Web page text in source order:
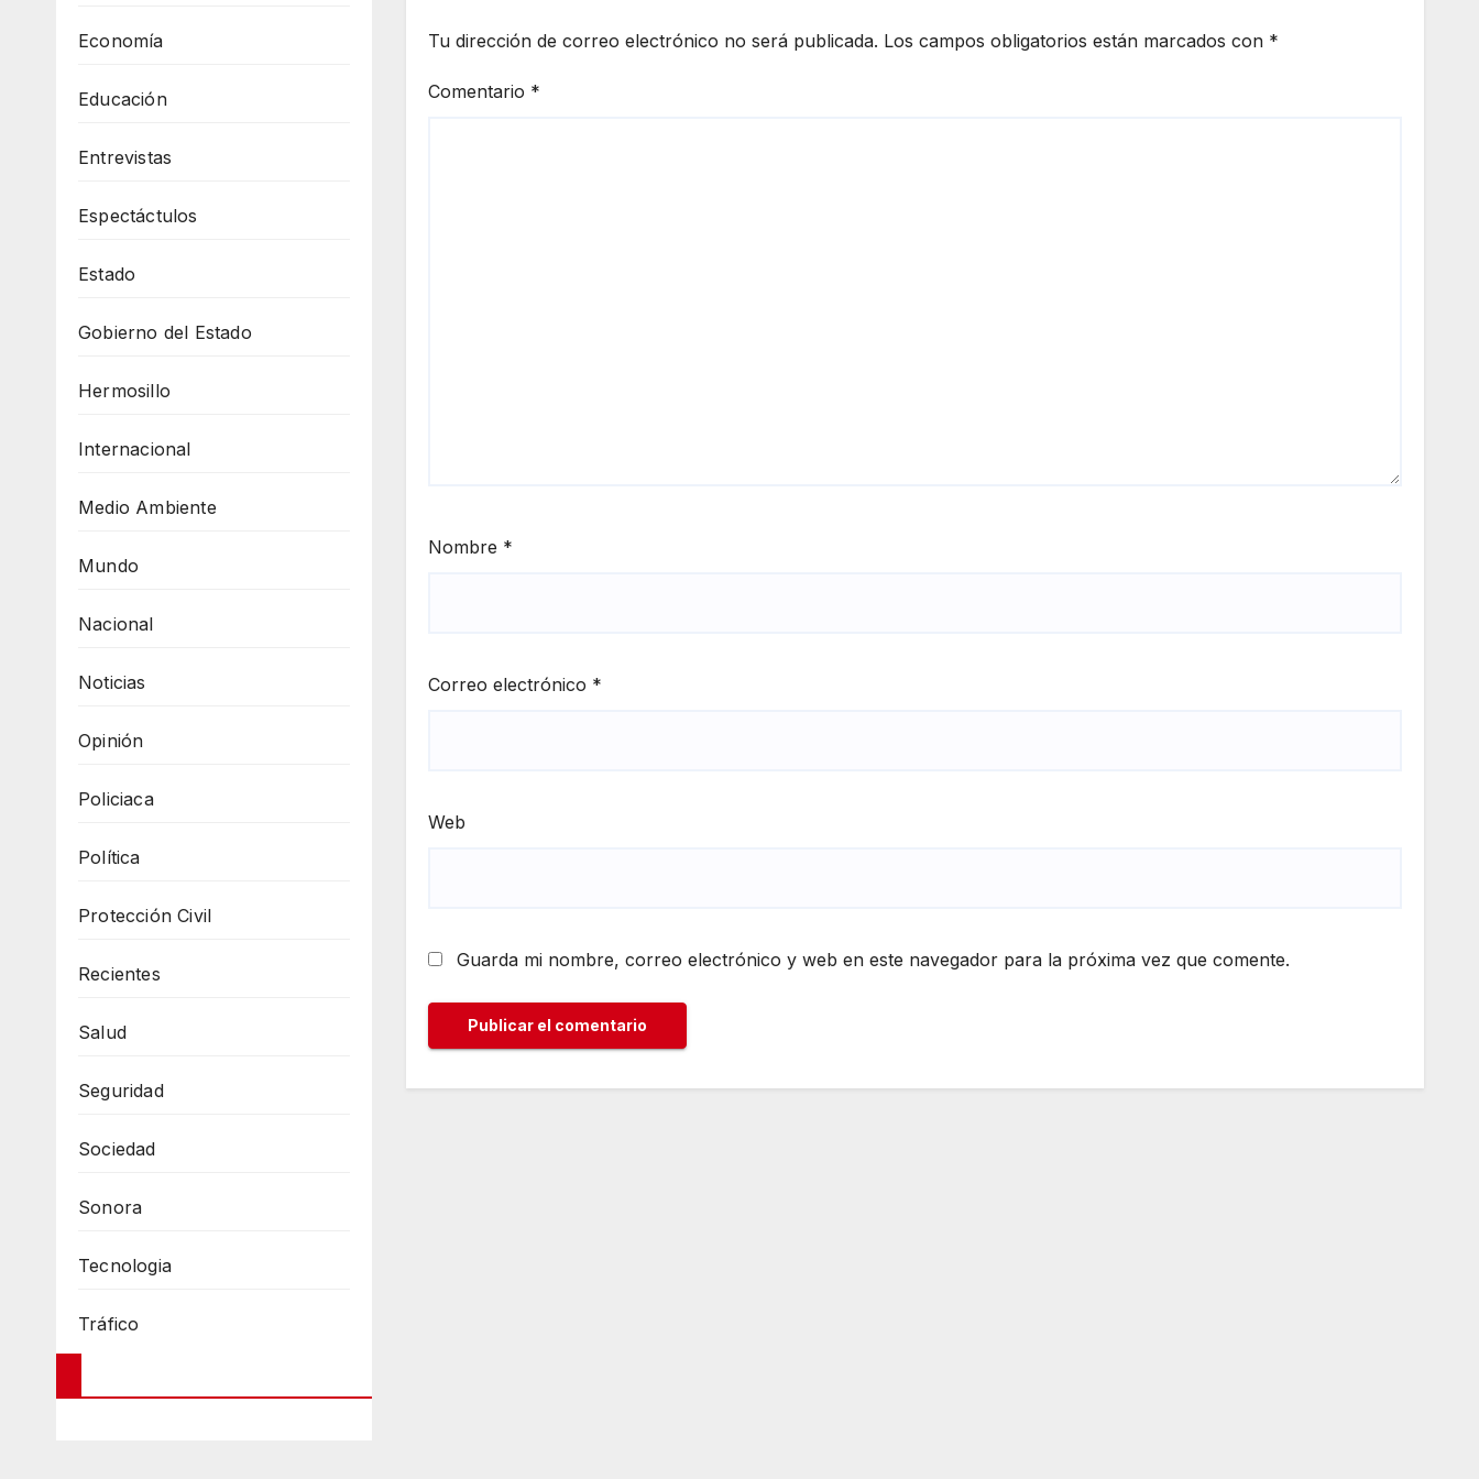
Economía
Educación
Entrevistas
Espectáctulos
Estado
Gobierno del Estado
Hermosillo
Internacional
Medio Ambiente
Mundo
Nacional
Noticias
Opinión
Policiaca
Política
Protección Civil
Recientes
Salud
Seguridad
Sociedad
Sonora
Tecnologia
Tráfico
Tu dirección de correo electrónico no será publicada. Los campos obligatorios están marcados con *
Comentario *
Nombre *
Correo electrónico *
Web
Guarda mi nombre, correo electrónico y web en este navegador para la próxima vez que comente.